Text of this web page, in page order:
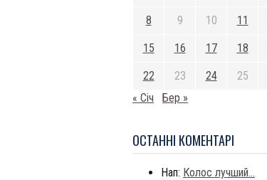
8 9 10 11
15 16 17 18
22 23 24 25
« Січ
Бер »
ОСТАННI КОМЕНТАРI
Нап: Колос лучший...